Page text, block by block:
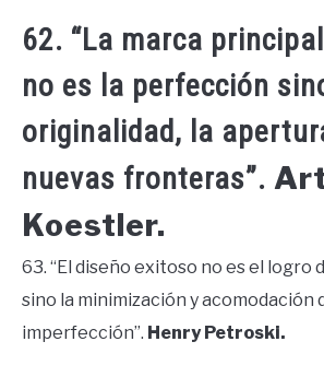
62. “La marca
no es la perfección
originalidad, la
nuevas fronteras”.
Koestler.
63. “El diseño exitoso no es el logro
sino la minimización y acomodación
imperfección”. Henry Petroski.